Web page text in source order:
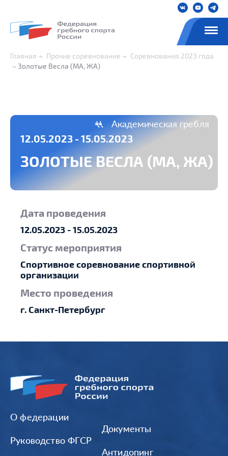
Главная Прочие соревнование
Соревнования 2023 года
Золотые Весла (МА, ЖА)
12.05.2023 - 15.05.2023
ЗОЛОТЫЕ ВЕСЛА (МА, ЖА)
Академическая гребля
Дата проведения
12.05.2023 - 15.05.2023
Статус мероприятия
Спортивное соревнование спортивной
организации
Место проведения
г. Санкт-Петербург
О федерации
Руководство ФГСР
Документы
Антидопинг